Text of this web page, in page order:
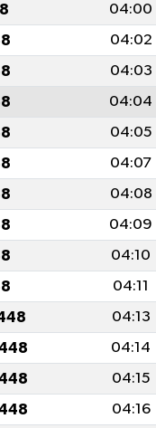
04:00
04:02
04:03
04:04
04:05
04:07
04:08
04:09
04:10
04:11
04:13
04:14
04:15
04:16